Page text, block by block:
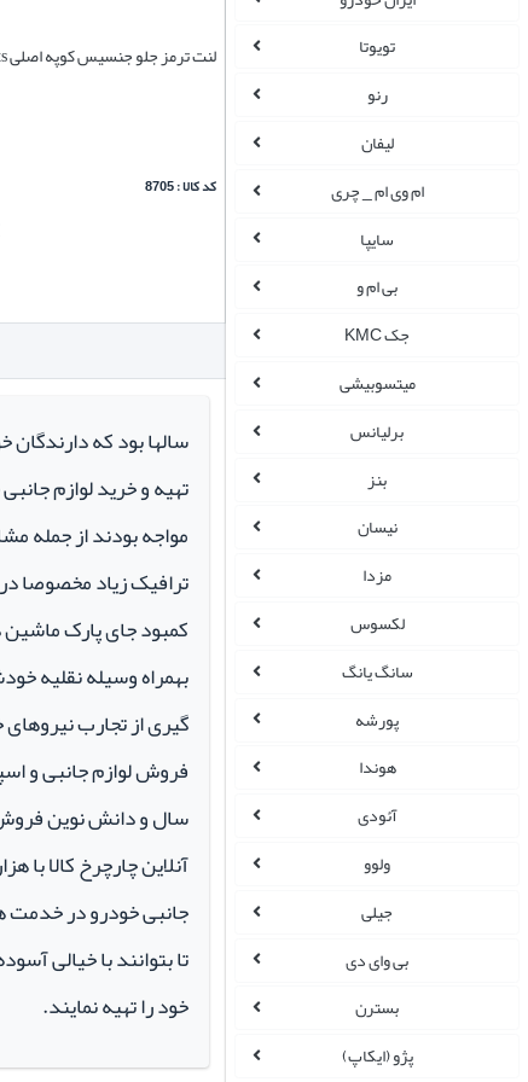
تویوتا
رنو
لیفان
ام وی ام _ چری
سایپا
بی ام و
جک KMC
میتسوبیشی
برلیانس
بنز
نیسان
مزدا
لکسوس
سانگ یانگ
پورشه
هوندا
آئودی
ولوو
جیلی
بی وای دی
بسترن
پژو (ایکاپ)
لنت ترمز جلو جنسیس کوپه اصلی Genuine Parts
کد کالا : 8705
سالها بود که
تهیه و خرید لوازم
مواجه بودند از جمله
ترافیک زیاد مخصوصا
کمبود جای پارک ماشین
بهمراه وسیله نقلیه
گیری از تجارب
سال و دانش نوین فروش
آنلاین چارچرخ کالا با
جانبی خودرو در خدمت
تا بتوانند با خیالی
خود را تهیه نمایند.